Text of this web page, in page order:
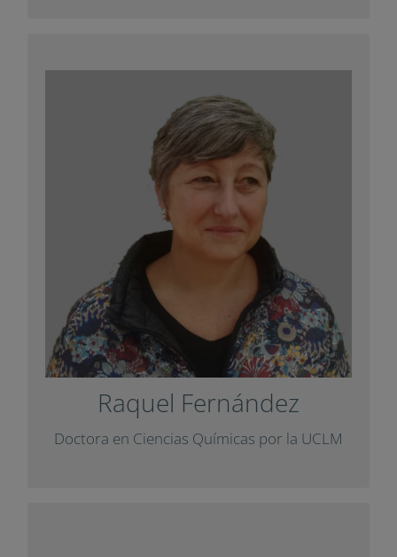
Raquel Fernández
Doctora en Ciencias Químicas por la UCLM
Raquel Fernández
Su trayectoria profesional se centra en el
ámbito de la educación científica
plurilingüe, especialmente enfocada en la
percepción de las ciencias de los
estudiantes y el público en general
(dominio afectivo) en el área de
STEM
Ha colaborado con
Impuls
con una
entrevista para la revista
Diàlegs
.